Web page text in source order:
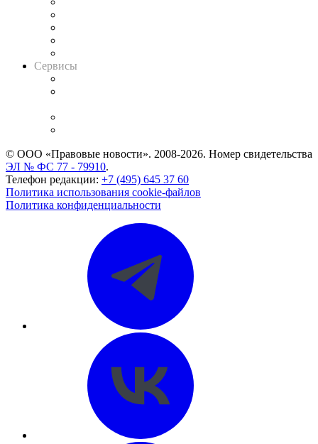
Сервисы
© ООО «Правовые новости». 2008-2026. Номер свидетельства
ЭЛ № ФС 77 - 79910.
Телефон редакции: +7 (495) 645 37 60
Политика использования cookie-файлов
Политика конфиденциальности